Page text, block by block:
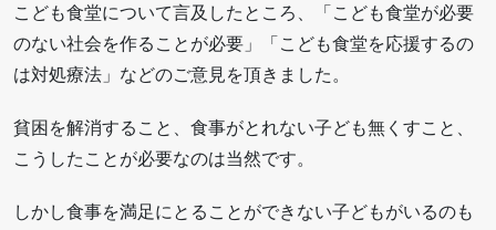
こども食堂について言及したところ、「こども食堂が必要
のない社会を作ることが必要」「こども食堂を応援するの
は対処療法」などのご意見を頂きました。
貧困を解消すること、食事がとれない子ども無くすこと、
こうしたことが必要なのは当然です。
しかし食事を満足にとることができない子どもがいるのも